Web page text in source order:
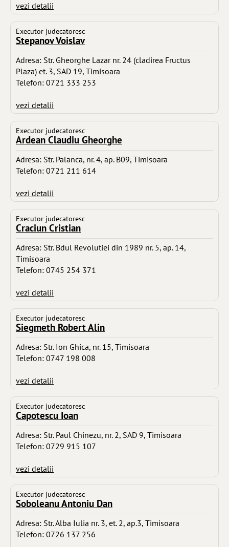
vezi detalii
Executor judecatoresc
Stepanov Voislav
Adresa: Str. Gheorghe Lazar nr. 24 (cladirea Fructus
Plaza) et. 3, SAD 19, Timisoara
Telefon: 0721 333 253
vezi detalii
Executor judecatoresc
Ardean Claudiu Gheorghe
Adresa: Str. Palanca, nr. 4, ap. B09, Timisoara
Telefon: 0721 211 614
vezi detalii
Executor judecatoresc
Craciun Cristian
Adresa: Str. Bdul Revolutiei din 1989 nr. 5, ap. 14,
Timisoara
Telefon: 0745 254 371
vezi detalii
Executor judecatoresc
Siegmeth Robert Alin
Adresa: Str. Ion Ghica, nr. 15, Timisoara
Telefon: 0747 198 008
vezi detalii
Executor judecatoresc
Capotescu Ioan
Adresa: Str. Paul Chinezu, nr. 2, SAD 9, Timisoara
Telefon: 0729 915 107
vezi detalii
Executor judecatoresc
Soboleanu Antoniu Dan
Adresa: Str. Alba Iulia nr. 3, et. 2, ap.3, Timisoara
Telefon: 0726 137 256